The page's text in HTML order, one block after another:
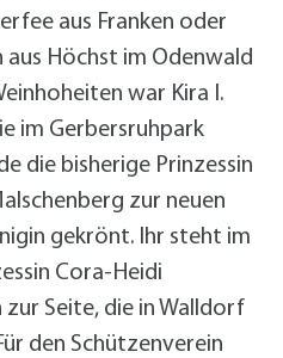
aus Franken oder
Höchst im Odenwald
war Kira I.
im Gerbersruhpark
die bisherige Prinzessin
zur neuen
gekrönt. Ihr steht im
Cora-Heidi
Seite, die in Walldorf
den Schützenverein